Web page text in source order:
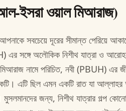
ইসরা ওয়াল মিআরাজ)
সবচেয়ে দূরের সীমান্ত পেরিয়ে
এর সঙ্গে অলৌকিক নিশীথ যাত্রা ও
নামে পরিচিত, নবী (PBUH) এর
এটি ছিল এমন একটি রাত যা আল্লাহর
জন্য, নিশীথ যাত্রার গল্প